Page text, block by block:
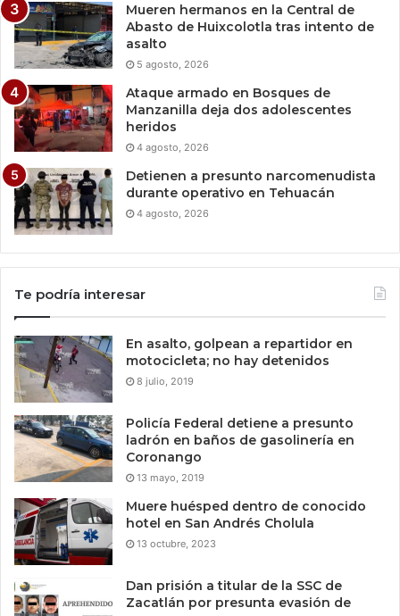
Mueren hermanos en la Central de
Abasto de Huixcolotla tras intento de
asalto
5 agosto, 2026
Ataque armado en Bosques de
Manzanilla deja dos adolescentes
heridos
4 agosto, 2026
Detienen a presunto narcomenudista
durante operativo en Tehuacán
4 agosto, 2026
Te podría interesar
En asalto, golpean a repartidor en
motocicleta; no hay detenidos
8 julio, 2019
Policía Federal detiene a presunto
ladrón en baños de gasolinería en
Coronango
13 mayo, 2019
Muere huésped dentro de conocido
hotel en San Andrés Cholula
13 octubre, 2023
Dan prisión a titular de la SSC de
Zacatlán por presunta evasión de